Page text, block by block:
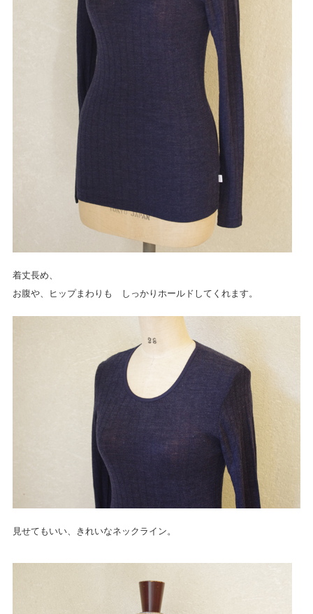
着丈長め、
お腹や、ヒップまわりも しっかりホールドしてくれます。
見せてもいい、きれいなネックライン。